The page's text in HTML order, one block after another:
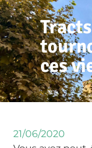
ces
21/06/2020